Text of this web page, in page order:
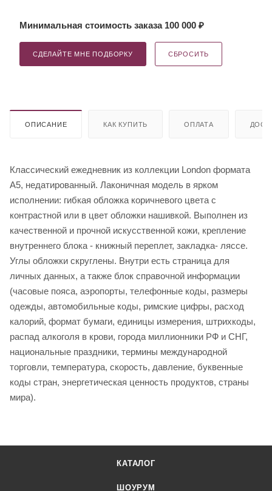
Минимальная стоимость заказа 100 000 ₽
СДЕЛАЙТЕ МНЕ ПОДБОРКУ СБРОСИТЬ
ОПИСАНИЕ КАК КУПИТЬ ОПЛАТА
Классический ежедневник из коллекции London формата
А5, недатированный. Лаконичная модель в ярком
исполнении: гибкая обложка коричневого цвета с
контрастной или в цвет обложки нашивкой. Выполнен из
качественной и прочной искусственной кожи, крепление
внутреннего блока - книжный переплет, закладка- ляссе.
Углы обложки скруглены. Внутри есть страница для
личных данных, а также блок справочной информации
(часовые пояса, аэропорты, телефонные коды, размеры
одежды, автомобильные коды, римские цифры, расход
калорий, формат бумаги, единицы измерения, штрихкоды,
распад алкоголя в крови, города миллионники РФ и СНГ,
национальные праздники, термины международной
торговли, температура, скорость, давление, буквенные
коды стран, энергетическая ценность продуктов, страны
мира).
КАТАЛОГ
ШОУРУМ